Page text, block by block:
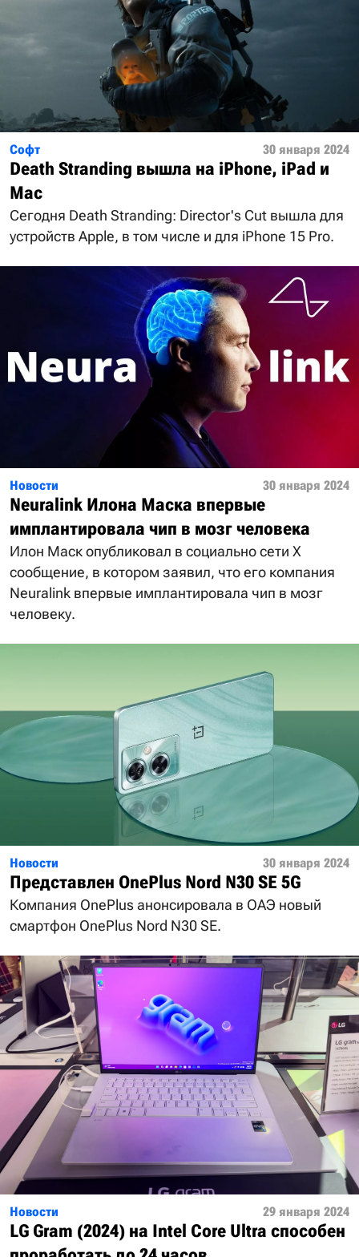
Софт 30 января 2024
Death Stranding вышла на iPhone, iPad и
Mac
Сегодня Death Stranding: Director's Cut вышла для
устройств Apple, в том числе и для iPhone 15 Pro.
Новости 30 января 2024
Neuralink Илона Маска впервые
имплантировала чип в мозг человека
Илон Маск опубликовал в социально сети X
сообщение, в котором заявил, что его компания
Neuralink впервые имплантировала чип в мозг
человеку.
Новости 30 января 2024
Представлен OnePlus Nord N30 SE 5G
Компания OnePlus анонсировала в ОАЭ новый
смартфон OnePlus Nord N30 SE.
Новости 29 января 2024
LG Gram (2024) на Intel Core Ultra способен